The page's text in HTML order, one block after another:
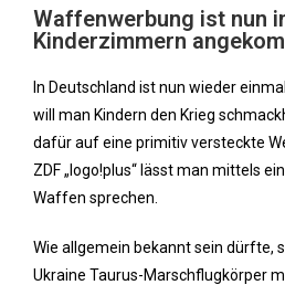
Waffenwerbung ist nun
Kinderzimmern
In Deutschland ist nun wieder
will man Kindern den Krieg
dafür auf eine primitiv versteckte
ZDF „logo!plus“ lässt man mittels
Waffen sprechen.
Wie allgemein bekannt sein dürfte,
Ukraine Taurus-Marschflugkörper